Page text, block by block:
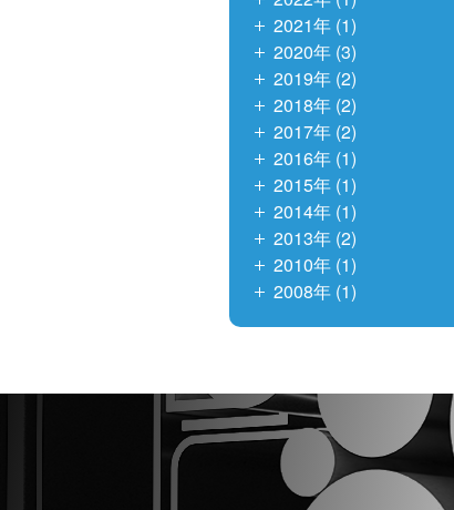
2021年 (1)
2020年 (3)
2019年 (2)
2018年 (2)
2017年 (2)
2016年 (1)
2015年 (1)
2014年 (1)
2013年 (2)
2010年 (1)
2008年 (1)